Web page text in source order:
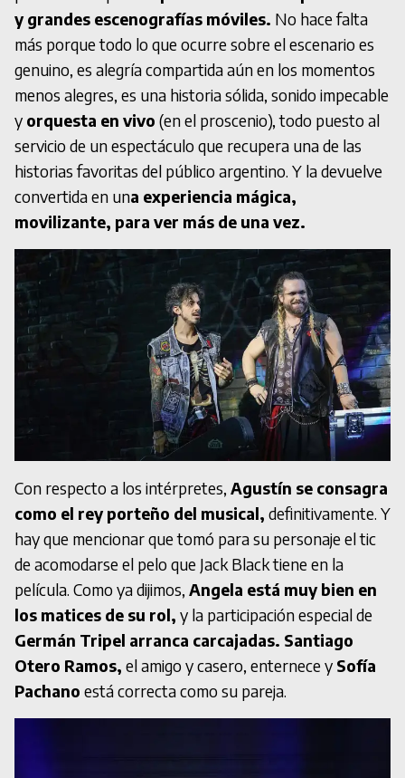
y grandes escenografías móviles. No hace falta
más porque todo lo que ocurre sobre el escenario es
genuino, es alegría compartida aún en los momentos
menos alegres, es una historia sólida, sonido impecable
y orquesta en vivo (en el proscenio), todo puesto al
servicio de un espectáculo que recupera una de las
historias favoritas del público argentino. Y la devuelve
convertida en una experiencia mágica,
movilizante, para ver más de una vez.
Con respecto a los intérpretes, Agustín se consagra
como el rey porteño del musical, definitivamente. Y
hay que mencionar que tomó para su personaje el tic
de acomodarse el pelo que Jack Black tiene en la
película. Como ya dijimos, Angela está muy bien en
los matices de su rol, y la participación especial de
Germán Tripel arranca carcajadas. Santiago
Otero Ramos, el amigo y casero, enternece y Sofía
Pachano está correcta como su pareja.